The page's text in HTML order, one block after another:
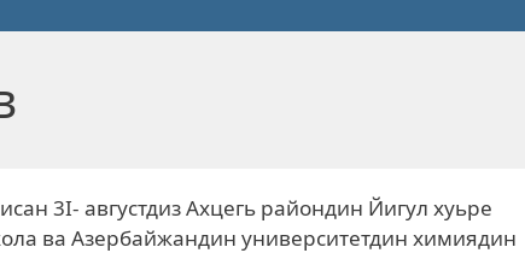
3I- августдиз Ахцегь райондин Йигул хуьре
ва Азербайжандин университетдин химиядин